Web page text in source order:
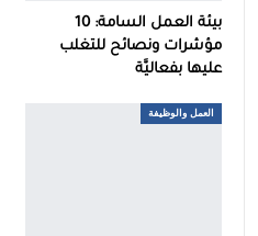
بيئة العمل السامة: 10
مؤشرات ونصائح للتغلب
عليها بفعاليَّة
العمل والوظيفة